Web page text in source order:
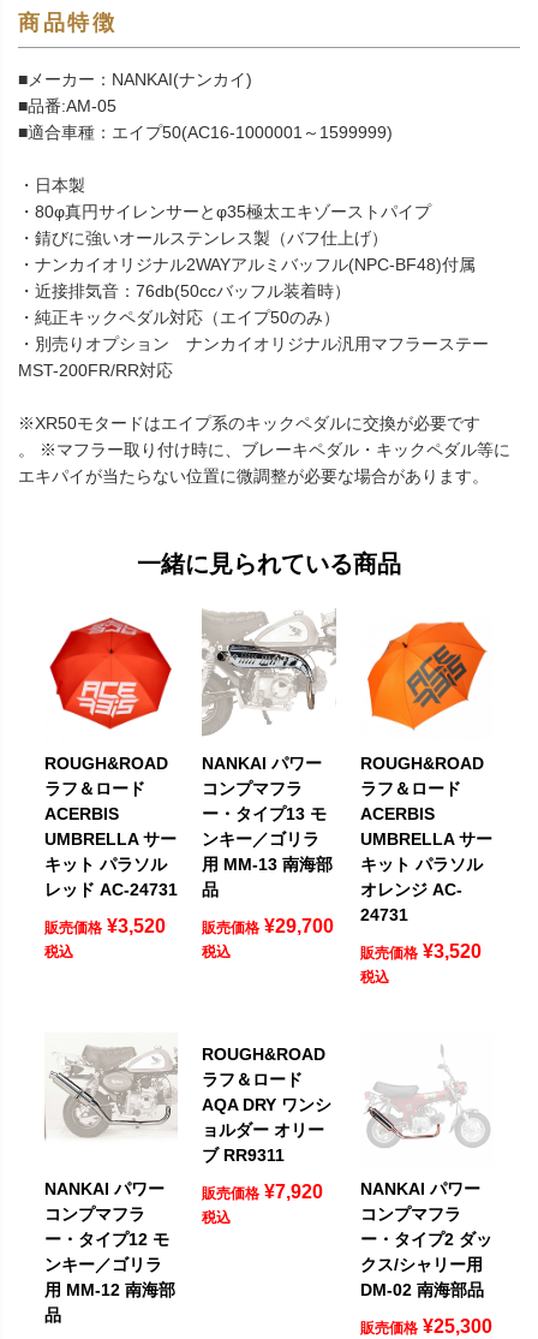
商品特徴
■メーカー：NANKAI(ナンカイ)
■品番:AM-05
■適合車種：エイプ50(AC16-1000001～1599999)
・日本製
・80φ真円サイレンサーとφ35極太エキゾーストパイプ
・錆びに強いオールステンレス製（バフ仕上げ）
・ナンカイオリジナル2WAYアルミバッフル(NPC-BF48)付属
・近接排気音：76db(50ccバッフル装着時）
・純正キックペダル対応（エイプ50のみ）
・別売りオプション ナンカイオリジナル汎用マフラーステー
MST-200FR/RR対応
※XR50モタードはエイプ系のキックペダルに交換が必要です
。 ※マフラー取り付け時に、ブレーキペダル・キックペダル等に
エキパイが当たらない位置に微調整が必要な場合があります。
一緒に見られている商品
ROUGH&ROAD
ラフ＆ロード
ACERBIS
UMBRELLA サー
キット パラソル
レッド AC-24731
販売価格 ¥3,520
税込
NANKAI パワー
コンプマフラ
ー・タイプ13 モ
ンキー／ゴリラ
用 MM-13 南海部
品
販売価格 ¥29,700
税込
ROUGH&ROAD
ラフ＆ロード
ACERBIS
UMBRELLA サー
キット パラソル
オレンジ AC-
24731
販売価格 ¥3,520
税込
NANKAI パワー
コンプマフラ
ー・タイプ12 モ
ンキー／ゴリラ
用 MM-12 南海部
品
ROUGH&ROAD
ラフ＆ロード
AQA DRY ワンシ
ョルダー オリー
ブ RR9311
販売価格 ¥7,920
税込
NANKAI パワー
コンプマフラ
ー・タイプ2 ダッ
クス/シャリー用
DM-02 南海部品
販売価格 ¥25,300